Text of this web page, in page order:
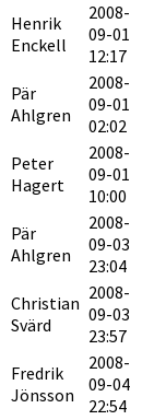
Henrik
Enckell
2008-
09-01
12:17
Pär
Ahlgren
2008-
09-01
02:02
Peter
Hagert
2008-
09-01
10:00
Pär
Ahlgren
2008-
09-03
23:04
Christian
Svärd
2008-
09-03
23:57
Fredrik
Jönsson
2008-
09-04
22:54